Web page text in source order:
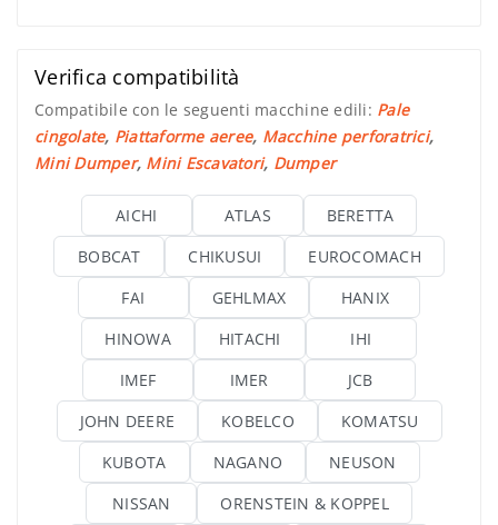
Verifica compatibilità
Compatibile con le seguenti macchine edili: Pale
cingolate, Piattaforme aeree, Macchine perforatrici,
Mini Dumper, Mini Escavatori, Dumper
AICHI ATLAS
BERETTA
BOBCAT
CHIKUSUI
EUROCOMACH
FAI
GEHLMAX
HANIX
HINOWA
HITACHI
IHI
IMEF
IMER
JCB
JOHN DEERE
KOBELCO
KOMATSU
KUBOTA
NAGANO
NEUSON
NISSAN
ORENSTEIN & KOPPEL